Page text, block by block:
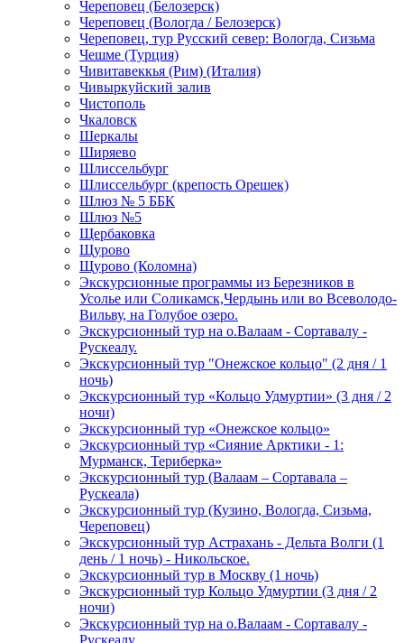
Череповец (Белозерск)
Череповец (Вологда / Белозерск)
Череповец, тур Русский север: Вологда, Сизьма
Чешме (Турция)
Чивитавеккья (Рим) (Италия)
Чивыркуйский залив
Чистополь
Чкаловск
Шеркалы
Ширяево
Шлиссельбург
Шлиссельбург (крепость Орешек)
Шлюз № 5 ББК
Шлюз №5
Щербаковка
Щурово
Щурово (Коломна)
Экскурсионные программы из Березников в
Усолье или Соликамск,Чердынь или во Всеволодо-
Вильву, на Голубое озеро.
Экскурсионный тур на о.Валаам - Сортавалу -
Рускеалу.
Экскурсионный тур "Онежское кольцо" (2 дня / 1
ночь)
Экскурсионный тур «Кольцо Удмуртии» (3 дня / 2
ночи)
Экскурсионный тур «Онежское кольцо»
Экскурсионный тур «Сияние Арктики - 1:
Мурманск, Териберка»
Экскурсионный тур (Валаам – Сортавала –
Рускеала)
Экскурсионный тур (Кузино, Вологда, Сизьма,
Череповец)
Экскурсионный тур Астрахань - Дельта Волги (1
день / 1 ночь) - Никольское.
Экскурсионный тур в Москву (1 ночь)
Экскурсионный тур Кольцо Удмуртии (3 дня / 2
ночи)
Экскурсионный тур на о.Валаам - Сортавалу -
Рускеалу.